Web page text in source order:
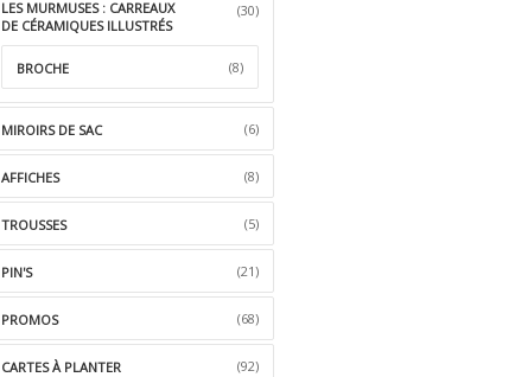
LES MURMUSES : CARREAUX
DE CÉRAMIQUES ILLUSTRÉS
(30)
BROCHE (8)
MIROIRS DE SAC (6)
AFFICHES (8)
TROUSSES (5)
PIN'S (21)
PROMOS (68)
CARTES À PLANTER (92)